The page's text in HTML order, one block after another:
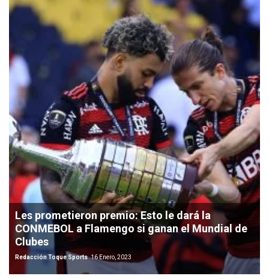
Les prometieron premio: Esto le dará la
CONMEBOL a Flamengo si ganan el Mundial de
Clubes
Redacción Toque Sports 16 Enero, 2023